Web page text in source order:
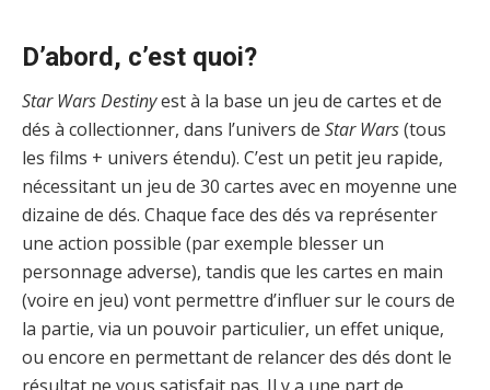
D’abord, c’est quoi?
Star Wars Destinyest à la base un jeu de cartes et de
dés à collectionner, dans l’univers de Star Wars(tous
les films + univers étendu). C’est un petit jeu rapide,
nécessitant un jeu de 30 cartes avec en moyenne une
dizaine de dés. Chaque face des dés va représenter
une action possible (par exemple blesser un
personnage adverse), tandis que les cartes en main
(voire en jeu) vont permettre d’influer sur le cours de
la partie, via un pouvoir particulier, un effet unique,
ou encore en permettant de relancer des dés dont le